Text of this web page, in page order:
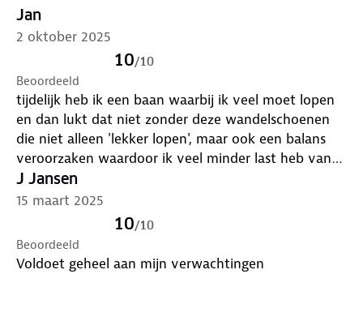
Jan
2 oktober 2025
10/10
Beoordeeld
tijdelijk heb ik een baan waarbij ik veel moet lopen
en dan lukt dat niet zonder deze wandelschoenen
die niet alleen 'lekker lopen', maar ook een balans
veroorzaken waardoor ik veel minder last heb van
mijn onderrug.
J Jansen
15 maart 2025
10/10
Beoordeeld
Voldoet geheel aan mijn verwachtingen